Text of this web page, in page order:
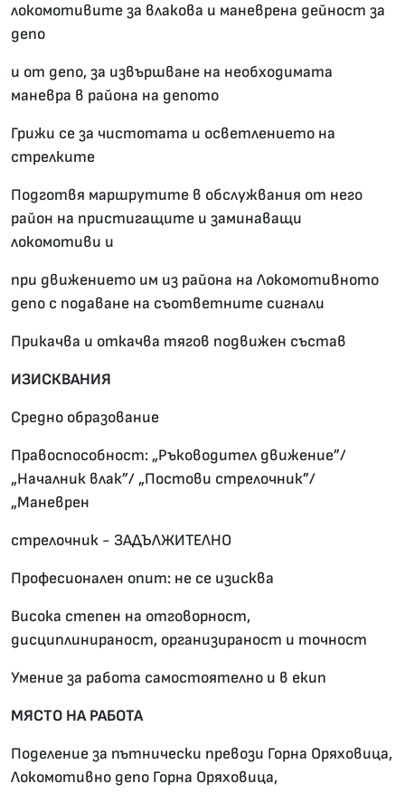
локомотивите за влакова и маневрена дейност за
депо
и от депо, за извършване на необходимата
маневра в района на депото
Грижи се за чистотата и осветлението на
стрелките
Подготвя маршрутите в обслужвания от него
район на пристигащите и заминаващи
локомотиви и
при движението им из района на Локомотивното
депо с подаване на съответните сигнали
Прикачва и откачва тягов подвижен състав
ИЗИСКВАНИЯ
Средно образование
Правоспособност: „Ръководител движение”/
„Началник влак”/ „Постови стрелочник”/
„Маневрен
стрелочник - ЗАДЪЛЖИТЕЛНО
Професионален опит: не се изисква
Висока степен на отговорност,
дисциплинираност, организираност и точност
Умение за работа самостоятелно и в екип
МЯСТО НА РАБОТА
Поделение за пътнически превози Горна Оряховица,
Локомотивно депо Горна Оряховица,